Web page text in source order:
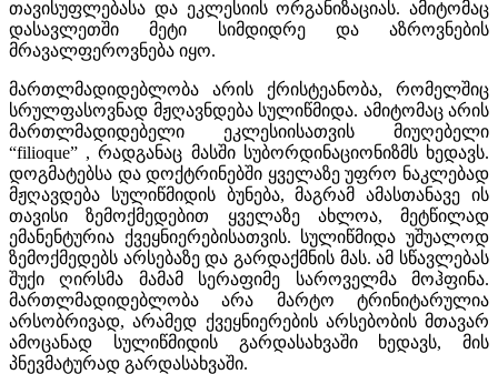
თავისუფლებასა და ეკლესიის ორგანიზაციას. ამიტომაც
დასავლეთში მეტი სიმდიდრე და აზროვნების
მრავალფეროვნება იყო.
მართლმადიდებლობა არის ქრისტეანობა, რომელშიც
სრულფასოვნად მჟღავნდება სულიწმიდა. ამიტომაც არის
მართლმადიდებელი ეკლესიისათვის მიუღებელი
“filioque” , რადგანაც მასში სუბორდინაციონიზმს ხედავს.
დოგმატებსა და დოქტრინებში ყველაზე უფრო ნაკლებად
მჟღავდება სულიწმიდის ბუნება, მაგრამ ამასთანავე ის
თავისი ზემოქმედებით ყველაზე ახლოა, მეტწილად
ემანენტურია ქვეყნიერებისათვის. სულიწმიდა უშუალოდ
ზემოქმედებს არსებაზე და გარდაქმნის მას. ამ სწავლებას
შუქი ღირსმა მამამ სერაფიმე საროველმა მოჰფინა.
მართლმადიდებლობა არა მარტო ტრინიტარულია
არსობრივად, არამედ ქვეყნიერების არსებობის მთავარ
ამოცანად სულიწმიდის გარდასახვაში ხედავს, მის
პნევმატურად გარდასახვაში.